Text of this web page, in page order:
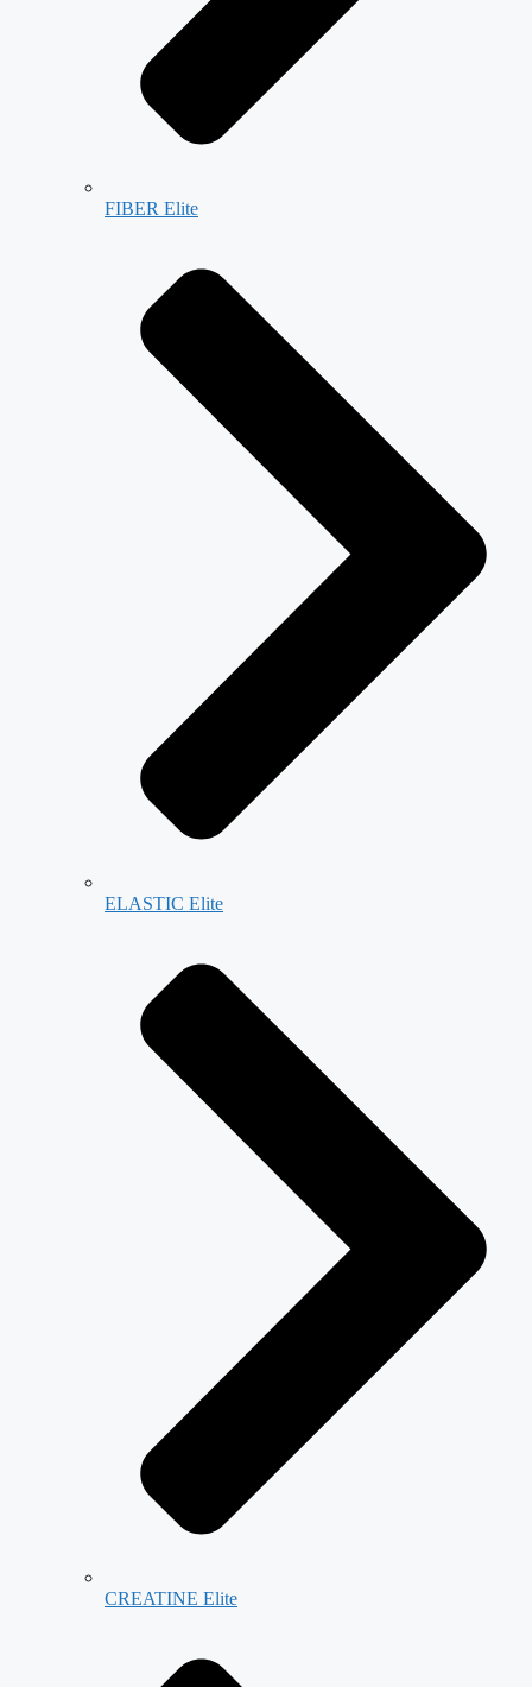
FIBER Elite
ELASTIC Elite
CREATINE Elite